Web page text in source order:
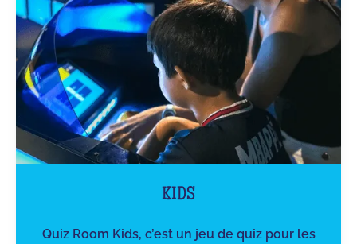
KIDS
Quiz Room Kids, c’est un jeu de quiz pour les